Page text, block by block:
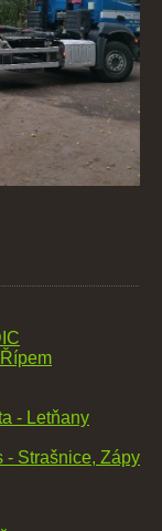
- Letňany
- Strašnice, Zápy